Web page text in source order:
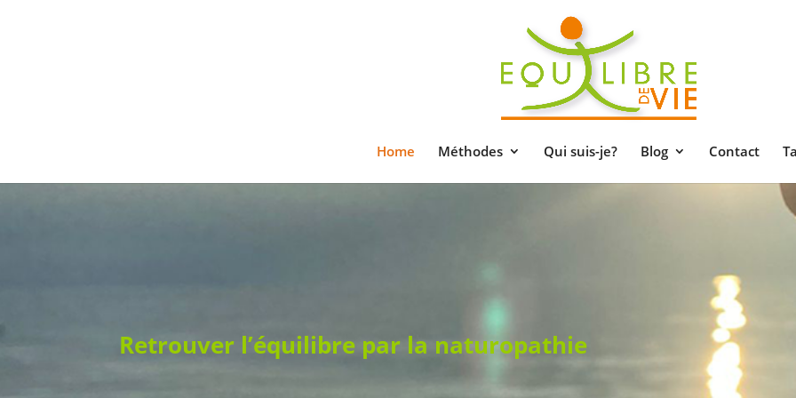
Home Méthodes Qui suis-je? Blog Contact
Retrouver l’équilibre par la naturopathie